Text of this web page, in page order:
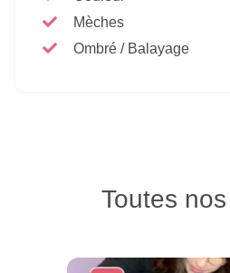
Mèches
Ombré / Balayage
Toutes nos